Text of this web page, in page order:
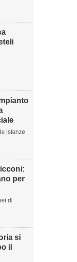
istanze
per
di
si
il